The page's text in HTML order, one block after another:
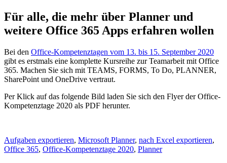
Für alle, die mehr über Planner und
weitere Office 365 Apps erfahren wollen
Bei den Office-Kompetenztagen vom 13. bis 15. September 2020
gibt es erstmals eine komplette Kursreihe zur Teamarbeit mit Office
365. Machen Sie sich mit TEAMS, FORMS, To Do, PLANNER,
SharePoint und OneDrive vertraut.
Per Klick auf das folgende Bild laden Sie sich den Flyer der Office-
Kompetenztage 2020 als PDF herunter.
Aufgaben exportieren, Microsoft Planner, nach Excel exportieren,
Office 365, Office-Kompetenztage 2020, Planner